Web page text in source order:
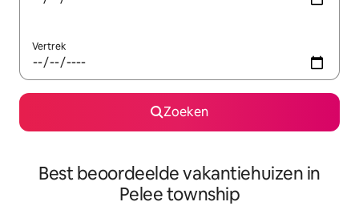
Vertrek
Zoeken
Best beoordeelde vakantiehuizen in
Pelee township